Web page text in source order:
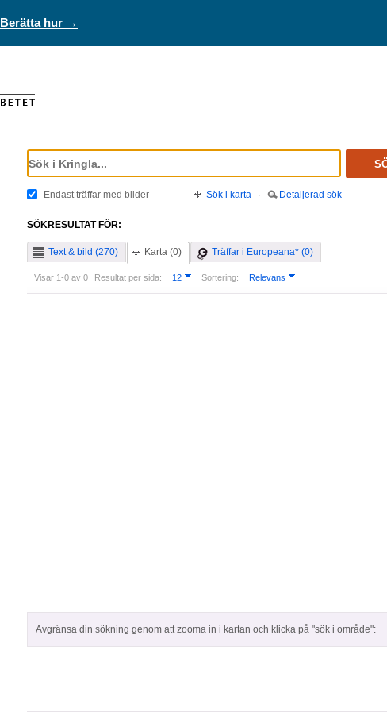
Berätta hur →
Endast träffar med bilder Sök i karta · Detaljerad sök
SÖKRESULTAT FÖR:
Text & bild (270) Karta (0) Träffar i Europeana* (0)
Visar 1-0 av 0 Resultat per sida: 12 Sortering: Relevans
Avgränsa din sökning genom att zooma in i kartan och klicka på "sök i område":